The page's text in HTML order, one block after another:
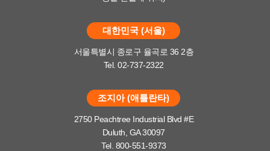
대한민국 (서울)
서울특별시 종로구 율곡로 36 2층
Tel. 02-737-2322
조지아 (애틀란타)
2750 Peachtree Industrial Blvd #E
Duluth, GA 30097
Tel. 800-551-9373